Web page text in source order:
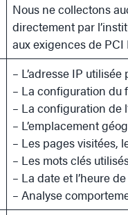
Nous ne collectons
directement par
aux exigences de
– L’adresse IP
– La configuration du
– La configuration de
– L’emplacement
– Les pages visitées,
– Les mots clés
– La date et l’heure
– Analyse